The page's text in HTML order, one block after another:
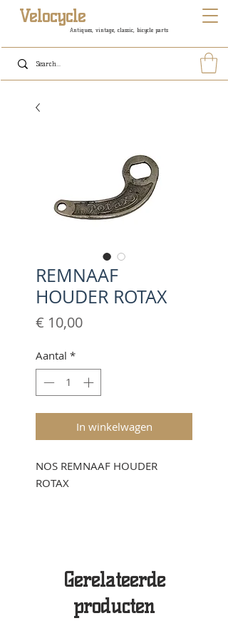
Antiques, vintage, classic, bicycle parts
Velocycle
REMNAAF
HOUDER ROTAX
€ 10,00Prijs
Aantal *
In winkelwagen
NOS REMNAAF HOUDER
ROTAX
Gerelateerde
producten